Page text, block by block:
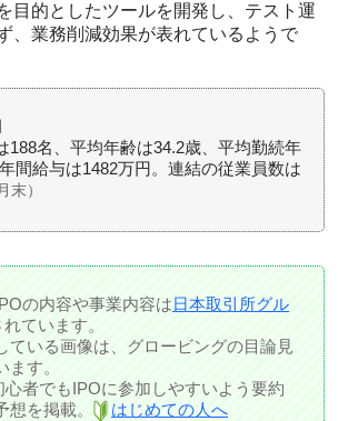
目的としたツールを開発し、テスト運
、業務削減効果が表れているようで
188名、平均年齢は34.2歳、平均勤続年
間給与は1482万円。連結の従業員数は
末）
の内容や事業内容は日本取引所グル
ています。
ている画像は、グロービングの目論見
す。
心者でもIPOに参加しやすいよう要約
想を掲載。
はじめての人へ